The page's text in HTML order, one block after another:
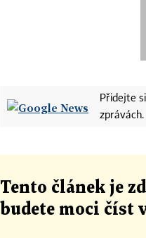
Přidejte
zprávách.
Tento článek je
budete moci číst